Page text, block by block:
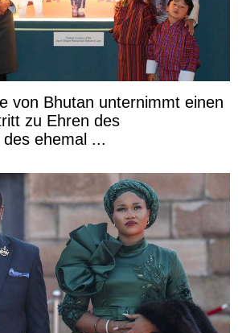
von Bhutan unternimmt einen
zu Ehren des
ehemal ...